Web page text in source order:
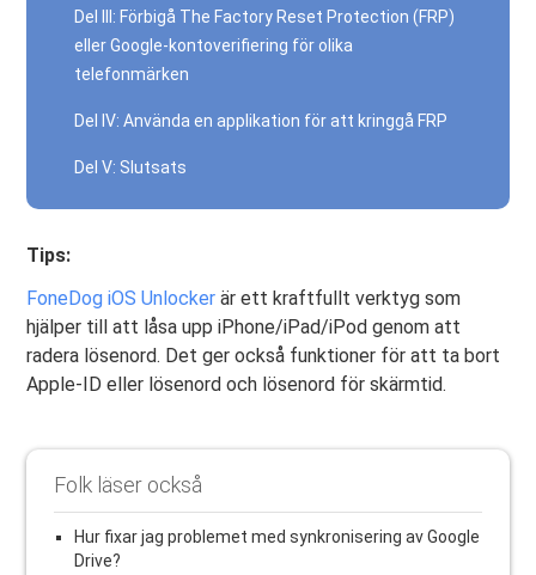
Del III: Förbigå The Factory Reset Protection (FRP)
eller Google-kontoverifiering för olika
telefonmärken
Del IV: Använda en applikation för att kringgå FRP
Del V: Slutsats
Tips:
FoneDog iOS Unlocker är ett kraftfullt verktyg som
hjälper till att låsa upp iPhone/iPad/iPod genom att
radera lösenord. Det ger också funktioner för att ta bort
Apple-ID eller lösenord och lösenord för skärmtid.
Folk läser också
Hur fixar jag problemet med synkronisering av Google
Drive?